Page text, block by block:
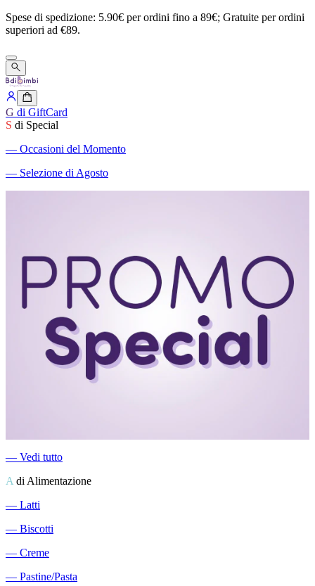
Spese di spedizione: 5.90€ perordini fino a 89€; Gratuite perordini
superiori ad €89.
G di GiftCard
S di Special
― Occasioni del Momento
― Selezione di Agosto
― Vedi tutto
A di Alimentazione
― Latti
― Biscotti
― Creme
― Pastine/Pasta